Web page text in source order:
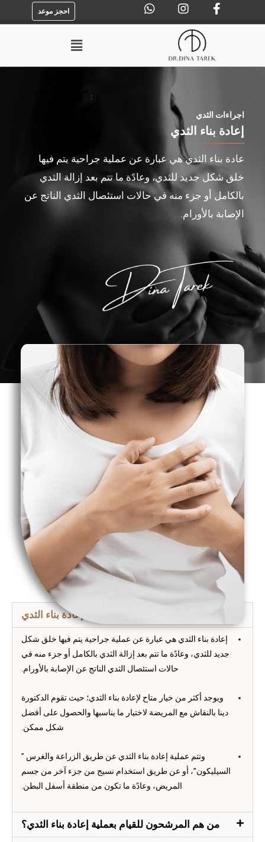
احجز موعد
اجراءات الثدي
إعادة بناء الثدي
عادة بناء الثدي هي عبارة عن عملية جراحية يتم فيها
خلق شكل جديد للثدي، وعادًة ما تتم بعد إزالة الثدي
بالكامل أو جزء منه في حالات استئصال الثدي الناتج عن
الإصابة بالأورام.
إعادة بناء الثدي
إعادة بناء الثدي هي عبارة عن عملية جراحية يتم فيها خلق شكل
جديد للثدي، وعادًة ما تتم بعد إزالة الثدي بالكامل أو جزء منه في
حالات استئصال الثدي الناتج عن الإصابة بالأورام.
ويوجد أكثر من خيار متاح لإعادة بناء الثدي؛ حيث تقوم الدكتورة
دينا بالنقاش مع المريضة لاختيار ما يناسبها والحصول على أفضل
شكل ممكن.
وتتم عملية إعادة بناء الثدي عن طريق الزراعة والغرس ”
السيليكون”، أو عن طريق استخدام نسيج من جزء آخر من جسم
المريض، وعادًة ما تكون من منطقة أسفل البطن.
من هم المرشحون للقيام بعملية إعادة بناء الثدي؟